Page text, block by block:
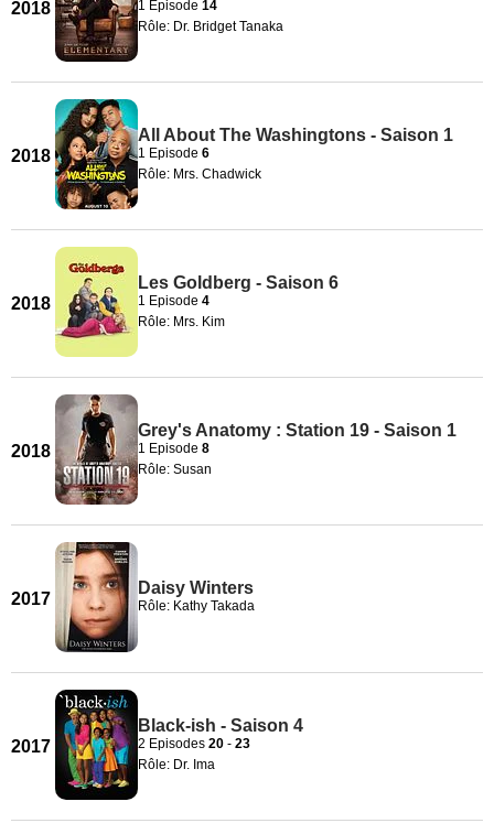
2018 1 Episode 14
Rôle: Dr. Bridget Tanaka
2018
All About The Washingtons - Saison 1
1 Episode 6
Rôle: Mrs. Chadwick
2018
Les Goldberg - Saison 6
1 Episode 4
Rôle: Mrs. Kim
2018
Grey's Anatomy : Station 19 - Saison 1
1 Episode 8
Rôle: Susan
2017
Daisy Winters
Rôle: Kathy Takada
2017
Black-ish - Saison 4
2 Episodes 20 - 23
Rôle: Dr. Ima